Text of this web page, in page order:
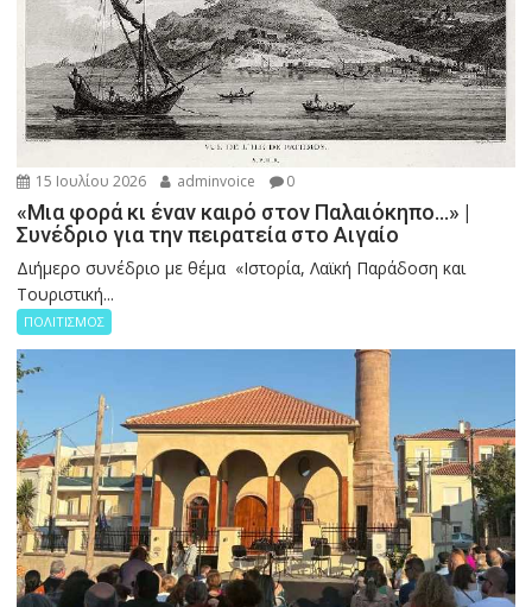
15 Ιουλίου 2026 adminvoice 0
«Μια φορά κι έναν καιρό στον Παλαιόκηπο…» |
Συνέδριο για την πειρατεία στο Αιγαίο
Διήμερο συνέδριο με θέμα «Ιστορία, Λαϊκή Παράδοση και
Τουριστική...
ΠΟΛΙΤΙΣΜΟΣ